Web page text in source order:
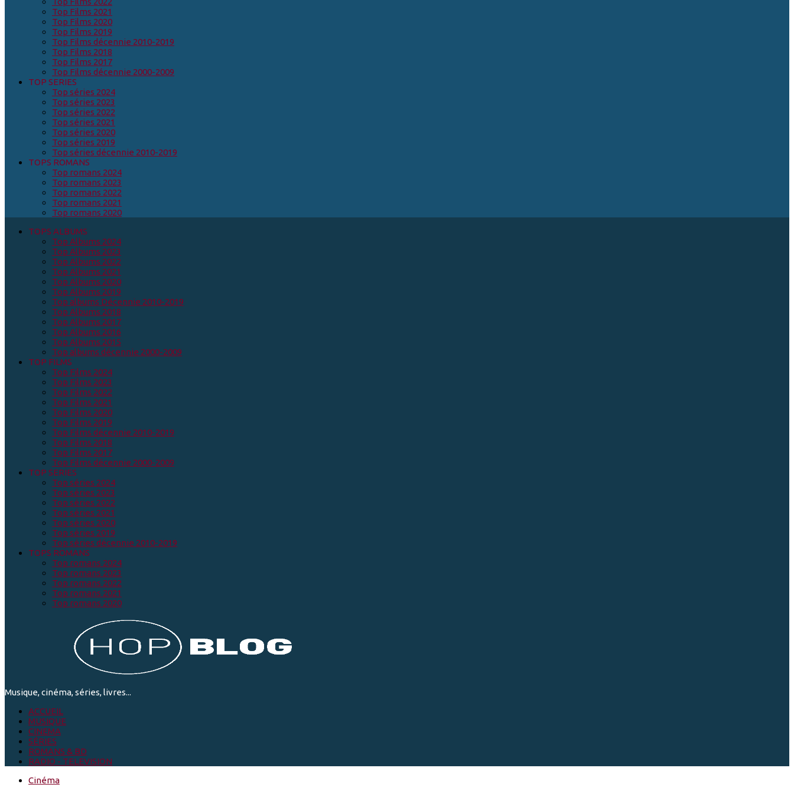
Top Films 2021
Top Films 2020
Top Films 2019
Top Films décennie 2010-2019
Top Films 2018
Top Films 2017
Top Films décennie 2000-2009
TOP SERIES
Top séries 2024
Top séries 2023
Top séries 2022
Top séries 2021
Top séries 2020
Top séries 2019
Top séries décennie 2010-2019
TOPS ROMANS
Top romans 2024
Top romans 2023
Top romans 2022
Top romans 2021
Top romans 2020
TOPS ALBUMS
Top Albums 2024
Top Albums 2023
Top Albums 2022
Top Albums 2021
Top Albums 2020
Top Albums 2019
Top albums Décennie 2010-2019
Top Albums 2018
Top Albums 2017
Top Albums 2016
Top Albums 2015
Top albums décennie 2000-2009
TOP FILMS
Top Films 2024
Top Films 2023
Top Films 2022
Top Films 2021
Top Films 2020
Top Films 2019
Top Films décennie 2010-2019
Top Films 2018
Top Films 2017
Top Films décennie 2000-2009
TOP SERIES
Top séries 2024
Top séries 2023
Top séries 2022
Top séries 2021
Top séries 2020
Top séries 2019
Top séries décennie 2010-2019
TOPS ROMANS
Top romans 2024
Top romans 2023
Top romans 2022
Top romans 2021
Top romans 2020
Musique, cinéma, séries, livres...
ACCUEIL
MUSIQUE
CINEMA
SÉRIES
ROMANS & BD
RADIO - TELEVISION
Cinéma